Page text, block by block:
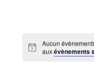
Aucun
auxévènements